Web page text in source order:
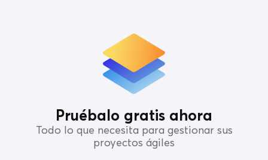
Pruébalo gratis ahora
Todo lo que necesita para gestionar sus
proyectos ágiles